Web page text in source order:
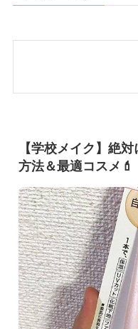
【学校メイク】絶
方法＆最適コスメ💄